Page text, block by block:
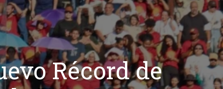
Récord de